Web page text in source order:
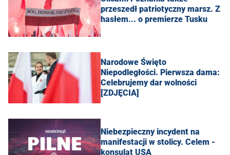
przeszedł patriotyczny marsz. Z
hasłem... o premierze Tusku
Narodowe Święto
Niepodległości. Pierwsza dama:
Celebrujemy dar wolności
[ZDJĘCIA]
Niebezpieczny incydent na
manifestacji w stolicy. Celem -
konsulat USA